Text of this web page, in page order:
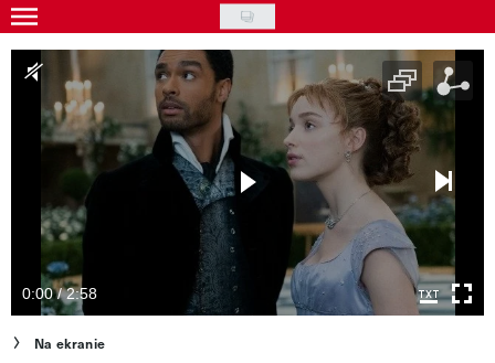
Skip
to
main
content
Wydarzenia
Rozrywka
Na ekranie
Piosenka
VIVA!ART
VIVA!MODA
0:00 / 2:58
Na ekranie